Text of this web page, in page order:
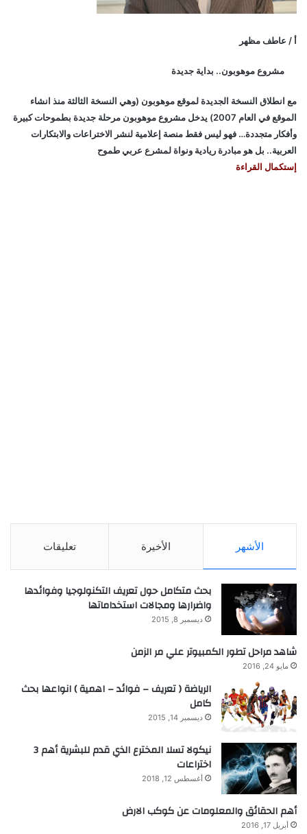
أ / عاطف مظهر
مشروع موهوبون.. بداية جديدة
مع انطلاق النسخة الجديدة لموقع موهوبون (وهي النسخة الثالثة منذ انشاء
الموقع في العام 2007) يدخل مشروع موهوبون مرحلة جديدة بطموحات كبيرة
وأفكار متجددة… فهو ليس فقط منصة إعلامية لنشر الاختراعات والابتكارات
العربية.. بل هو مبادرة ريادية ونواة لمشرع عربي طموح
إستكمال القراءة
الأشهر الأخيرة تعليقات
بحث متكامل حول تعريف التكنولوجيا وفوائدها
واضرارها ومجالات استخداماتها
ديسمبر 8, 2015
شاهد مراحل تطور الكمبيوتر علي مر الزمن
مايو 24, 2016
الرياضة ( تعريف – فوائد – اهمية ) انواعها بحث
كامل
ديسمبر 14, 2015
نيكولا تسلا المخترع الذي قدم للبشرية أهم 3
اختراعات
أغسطس 12, 2018
أهم الحقائق والمعلومات عن كوكب الارض
أبريل 17, 2016